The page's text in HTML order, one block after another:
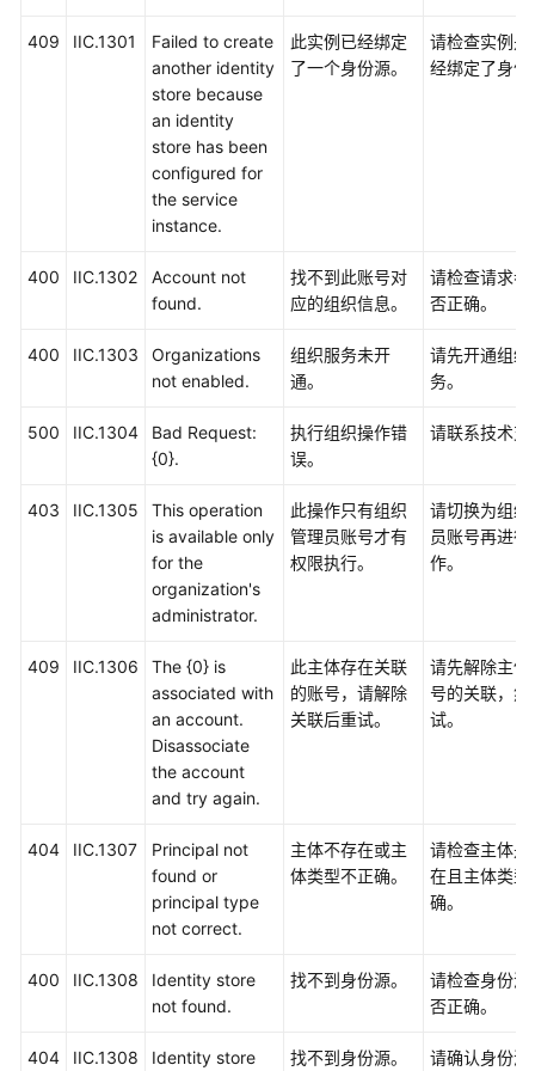
409 IIC.1301
Failed to create
another identity
store because
an identity
store has been
configured for
the service
instance.
此实例已经绑定
了一个身份源。
请检查实例是
经绑定了身份
400 IIC.1302
Account not
found.
找不到此账号对
应的组织信息。
请检查请求参
否正确。
400 IIC.1303
Organizations
not enabled.
组织服务未开
通。
请先开通组织
务。
500 IIC.1304
Bad Request:
{0}.
执行组织操作错
误。
请联系技术支
403 IIC.1305
This operation
is available only
for the
organization's
administrator.
此操作只有组织
管理员账号才有
权限执行。
请切换为组织
员账号再进行
作。
409 IIC.1306
The {0} is
associated with
an account.
Disassociate
the account
and try again.
此主体存在关联
的账号，请解除
关联后重试。
请先解除主体
号的关联，然
试。
404 IIC.1307
Principal not
found or
principal type
not correct.
主体不存在或主
体类型不正确。
请检查主体是
在且主体类型
确。
400 IIC.1308
Identity store
not found.
找不到身份源。
请检查身份源
否正确。
404 IIC.1308 Identity store 找不到身份源。 请确认身份源